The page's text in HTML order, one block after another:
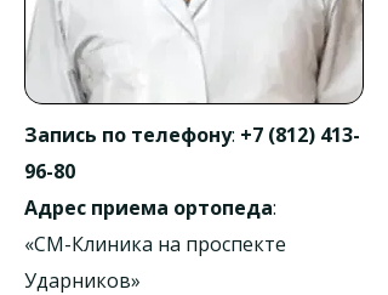
Запись по телефону: +7 (812) 413-
96-80
Адрес приема ортопеда:
«СМ-Клиника на проспекте
Ударников»